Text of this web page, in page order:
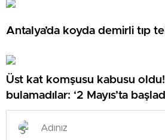
Antalya’da koyda demirli tıp
Üst kat komşusu kabusu oldu!
bulamadılar: ‘2 Mayıs’ta
arttı’